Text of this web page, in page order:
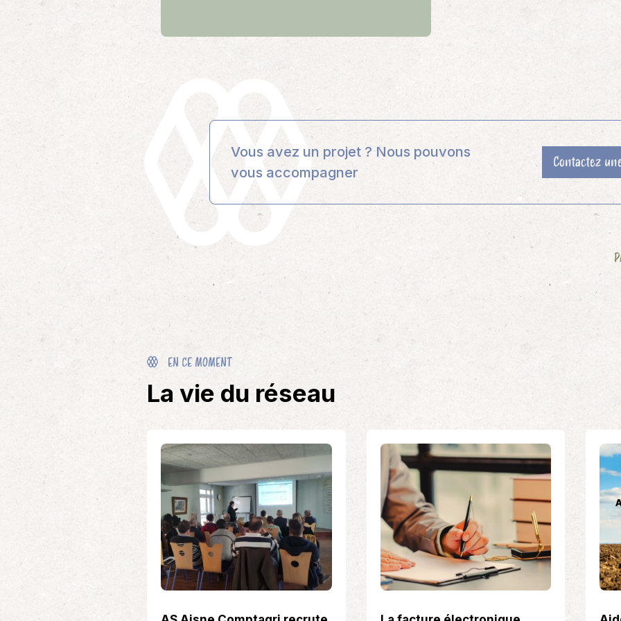
Vous avez un projet ? Nous pouvons
vous accompagner
Contactez
EN CE MOMENT
La vie du réseau